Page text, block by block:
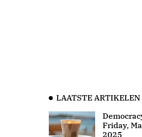
LAATSTE ARTIKELEN
Friday,
2025